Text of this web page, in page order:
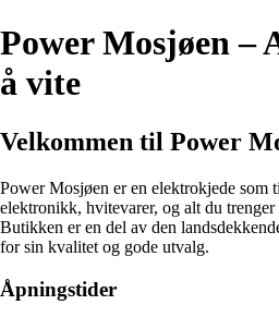
Power Mosjøen –
å vite
Velkommen til Power
Power Mosjøen er en elektrokjede som
elektronikk, hvitevarer, og alt du
Butikken er en del av den
for sin kvalitet og gode utvalg.
Åpningstider